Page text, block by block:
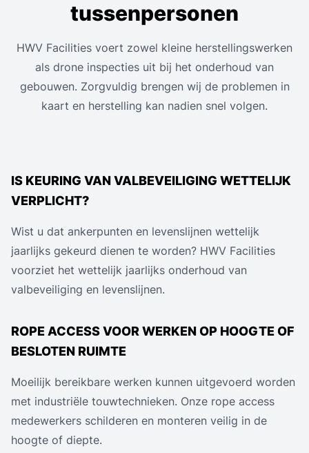
tussenpersonen
HWV Facilities voert zowel kleine herstellingswerken
als drone inspecties uit bij het onderhoud van
gebouwen. Zorgvuldig brengen wij de problemen in
kaart en herstelling kan nadien snel volgen.
IS KEURING VAN VALBEVEILIGING WETTELIJK
VERPLICHT?
Wist u dat ankerpunten en levenslijnen wettelijk
jaarlijks gekeurd dienen te worden? HWV Facilities
voorziet het wettelijk jaarlijks onderhoud van
valbeveiliging en levenslijnen.
ROPE ACCESS VOOR WERKEN OP HOOGTE OF
BESLOTEN RUIMTE
Moeilijk bereikbare werken kunnen uitgevoerd worden
met industriële touwtechnieken. Onze rope access
medewerkers schilderen en monteren veilig in de
hoogte of diepte.